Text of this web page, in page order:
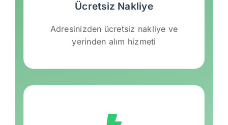
Ücretsiz Nakliye
Adresinizden ücretsiz nakliye ve
yerinden alım hizmeti